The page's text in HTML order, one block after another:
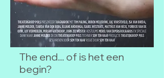
The end... of is het een
begin?